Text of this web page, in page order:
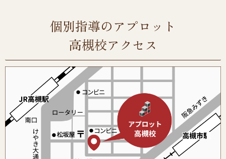
個別指導のアプロット
高槻校アクセス